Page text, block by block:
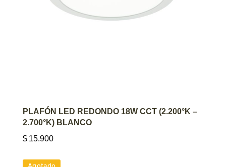
AGREGAR AL CARRITO
PLAFÓN LED REDONDO 18W CCT (2.200°K –
2.700°K) BLANCO
$ 15.900
Agotado